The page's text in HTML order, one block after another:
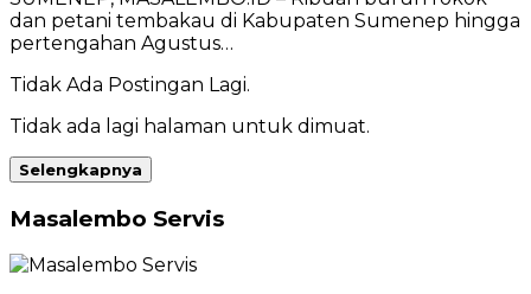
dan petani tembakau di Kabupaten Sumenep hingga
pertengahan Agustus…
Tidak Ada Postingan Lagi.
Tidak ada lagi halaman untuk dimuat.
Selengkapnya
Masalembo Servis